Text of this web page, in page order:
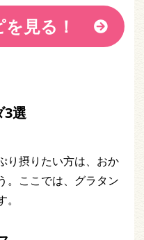
見る！
3選
り摂りたい方は、おか
。ここでは、グラタン